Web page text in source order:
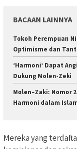
BACAAN LAINNYA
Tokoh Perempuan
Optimisme dan
‘Harmoni’ Dapat
Dukung Molen-Zeki
Molen–Zaki: Nomor
Harmoni dalam
Mereka yang